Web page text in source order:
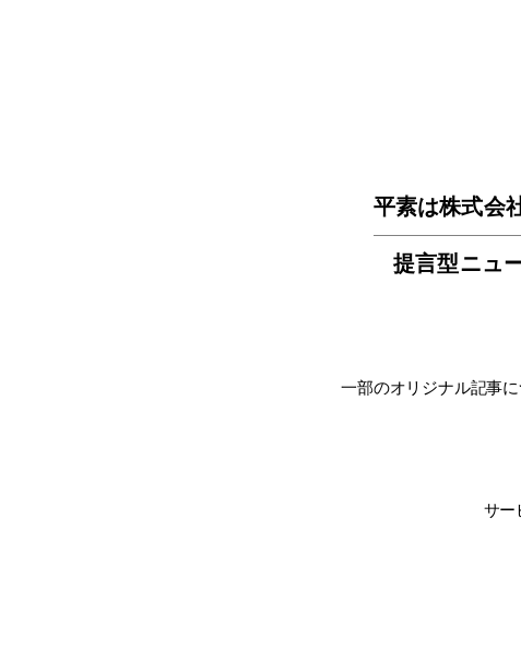
平素は株式会
提言型ニュ
一部のオリジナル記事
サー